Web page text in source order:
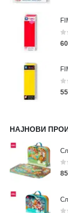
0
0
НАЈНОВИ
0
АДРЕСА:
ул. 3та
ТЕЛЕФОН:
0038977640534
contact@moehobi.mk
РАБОТНО ВРЕМЕ: